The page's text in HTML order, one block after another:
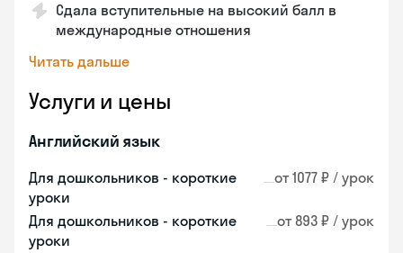
Сдала вступительные на высокий балл в
международные отношения
Читать дальше
Услуги и цены
Английский язык
Для дошкольников - короткие
уроки
от 1077 ₽ / урок
Для дошкольников - короткие
уроки
от 893 ₽ / урок